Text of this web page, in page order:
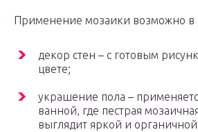
Применение мозаики возможно в
декор стен – с готовым
цвете;
украшение пола –
ванной, где пестрая
выглядит яркой и